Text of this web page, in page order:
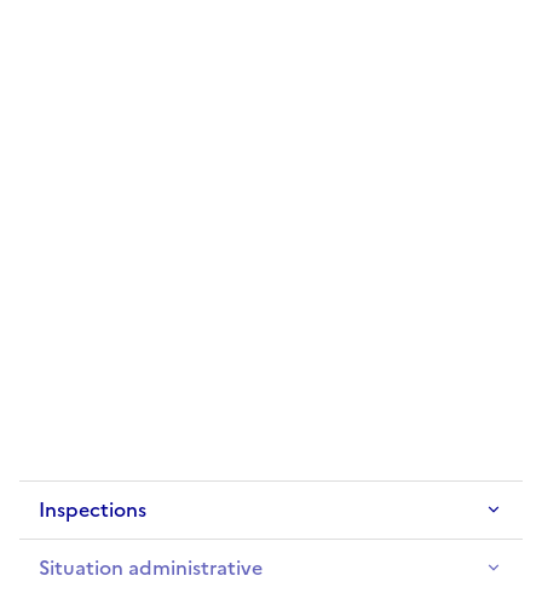
Inspections
Situation administrative